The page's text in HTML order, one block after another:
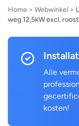
Home > Webwinkel >
weg 12,5kW excl.
Alle
kosten!